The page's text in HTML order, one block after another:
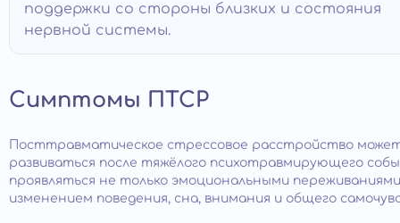
поддержки со стороны близких и состояния
нервной системы.
Симптомы ПТСР
Посттравматическое стрессовое расстройство
развиваться после тяжёлого психотравмирующего
проявляться не только эмоциональными
изменением поведения, сна, внимания и общего